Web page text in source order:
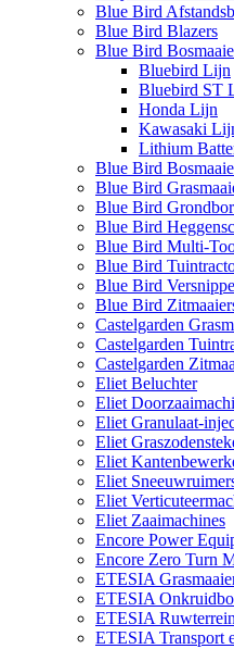
Blue Bird
Blue Bird Blazers
Blue Bird
Bluebird Lijn
Bluebird ST
Honda Lijn
Kawasaki
Lithium
Blue Bird
Blue Bird
Blue Bird
Blue Bird
Blue Bird Multi-
Blue Bird
Blue Bird
Blue Bird
Castelgarden
Castelgarden
Castelgarden
Eliet Beluchter
Eliet
Eliet Granulaat-
Eliet
Eliet
Eliet
Eliet
Eliet Zaaimachines
Encore Power
Encore Zero Turn
ETESIA
ETESIA
ETESIA
ETESIA Transport